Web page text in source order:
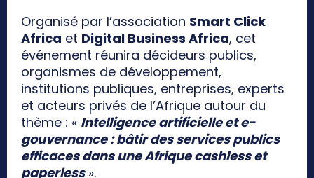
Organisé par l’association Smart Click
Africa et Digital Business Africa, cet
événement réunira décideurs publics,
organismes de développement,
institutions publiques, entreprises, experts
et acteurs privés de l’Afrique autour du
thème : « Intelligence artificielle et e-
gouvernance : bâtir des services publics
efficaces dans une Afrique cashless et
paperless».